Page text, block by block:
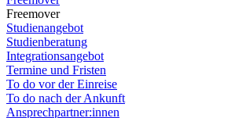
Freemover
Studienangebot
Studienberatung
Integrationsangebot
Termine und Fristen
To do vor der Einreise
To do nach der Ankunft
Ansprechpartner:innen